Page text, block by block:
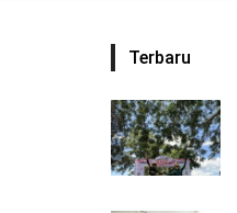
Terbaru